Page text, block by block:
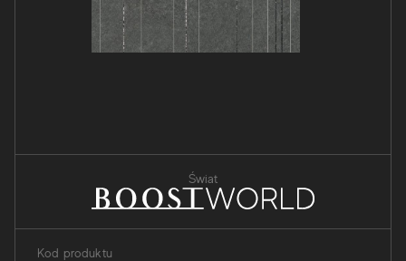
Świat
Kod produktu